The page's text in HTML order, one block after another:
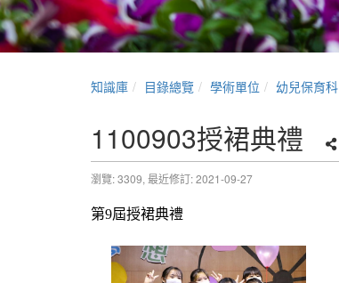
知識庫 目錄總覽 學術單位 幼兒保育科
1100903授裙典禮
瀏覽: 3309, 最近修訂: 2021-09-27
第9屆授裙典禮